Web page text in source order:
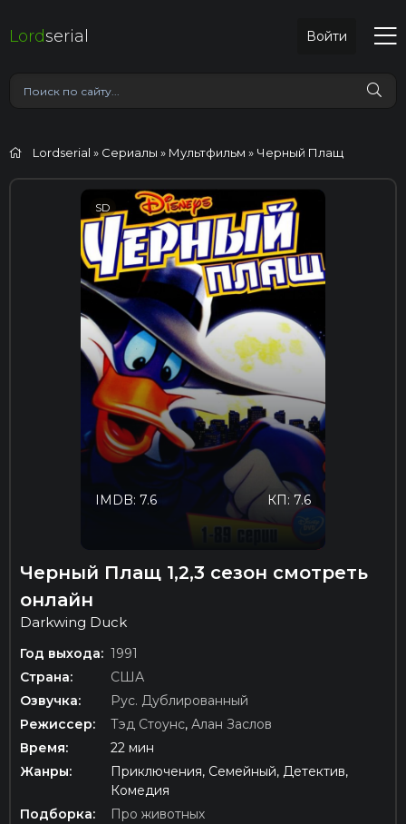
Lordserial Войти
Lordserial » Сериалы » Мультфильм » Черный Плащ
SD
КП: 7.6
IMDB: 7.6
Черный Плащ 1,2,3 сезон смотреть
онлайн
Darkwing Duck
Год выхода: 1991
Страна:
США
Озвучка:
Рус. Дублированный
Режиссер:
Тэд Стоунс, Алан Заслов
Время:
22 мин
Жанры:
Приключения, Семейный, Детектив,
Комедия
Подборка:
Про животных